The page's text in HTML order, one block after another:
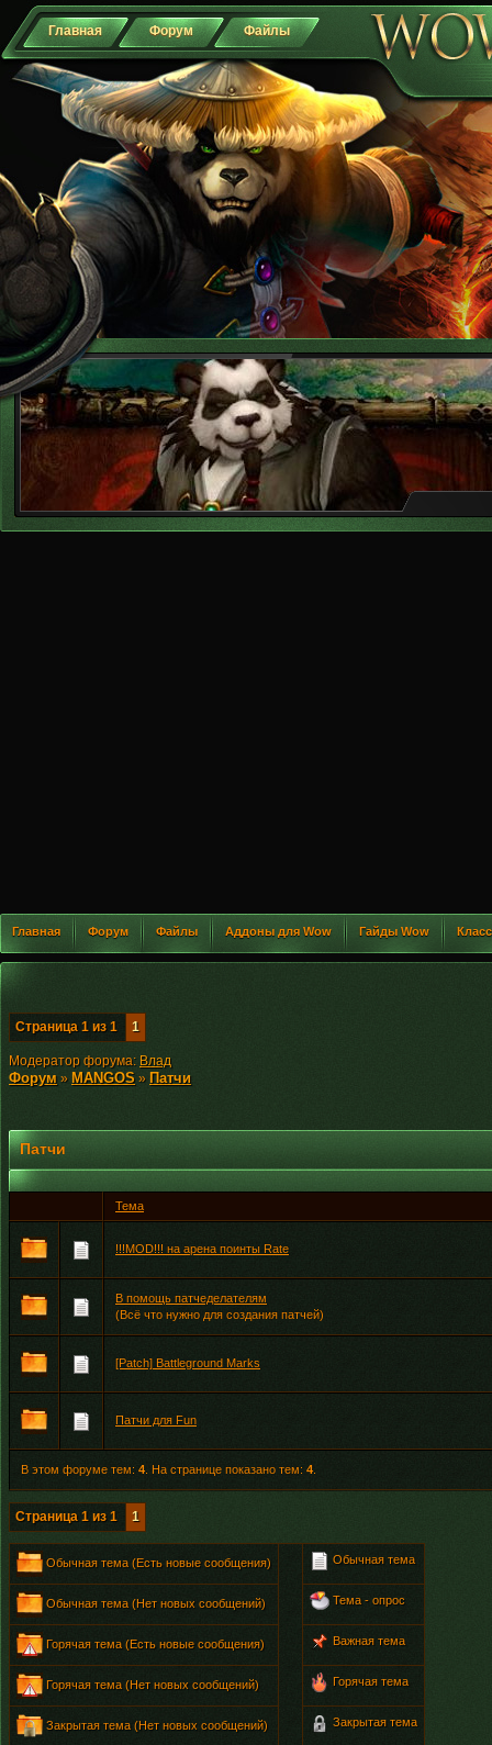
Главная Форум Файлы
Главная Форум Файлы Аддоны для Wow Гайды Wow
Страница 1 из 1 1
Модератор форума: Влад
Форум » MANGOS » Патчи
Патчи
Тема
!!!MOD!!! на арена поинты Rate
В помощь патчеделателям
(Всё что нужно для создания патчей)
[Patch] Battleground Marks
Патчи для Fun
В этом форуме тем: 4 . На странице показано тем: 4
Страница 1 из 1 1
Обычная тема (Есть новые сообщения) Обычная тема
Обычная тема (Нет новых сообщений) Тема - опрос
Горячая тема (Есть новые сообщения) Важная тема
Горячая тема (Нет новых сообщений) Горячая тема
Закрытая тема (Нет новых сообщений) Закрытая тема